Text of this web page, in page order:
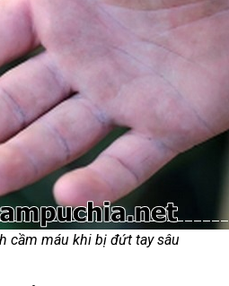
cầm máu khi bị đứt tay sâu